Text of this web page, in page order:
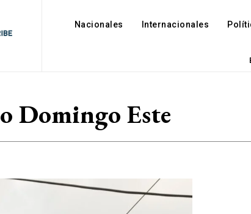
Nacionales Internacionales
Domingo Este